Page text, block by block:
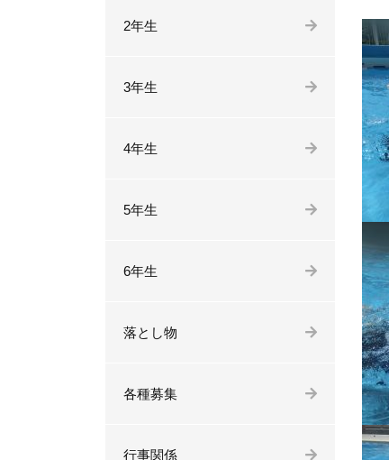
2年生
3年生
4年生
5年生
6年生
落とし物
各種募集
行事関係